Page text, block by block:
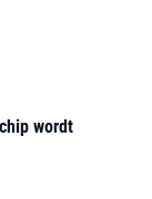
wordt